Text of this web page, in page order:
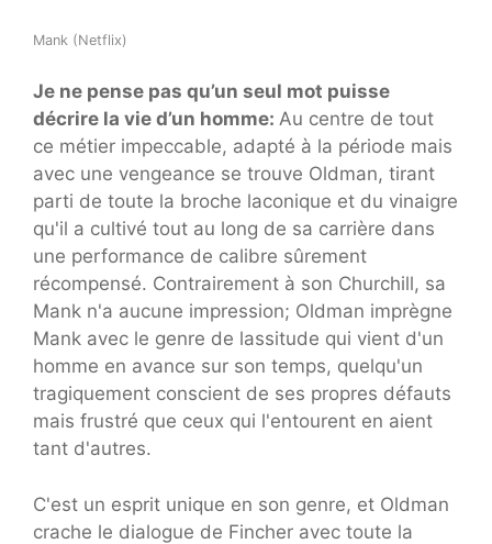
Mank (Netflix)
Je ne pense pas qu’un seul mot puisse
décrire la vie d’un homme: Au centre de tout
ce métier impeccable, adapté à la période mais
avec une vengeance se trouve Oldman, tirant
parti de toute la broche laconique et du vinaigre
qu'il a cultivé tout au long de sa carrière dans
une performance de calibre sûrement
récompensé. Contrairement à son Churchill, sa
Mank n'a aucune impression; Oldman imprègne
Mank avec le genre de lassitude qui vient d'un
homme en avance sur son temps, quelqu'un
tragiquement conscient de ses propres défauts
mais frustré que ceux qui l'entourent en aient
tant d'autres.
C'est un esprit unique en son genre, et Oldman
crache le dialogue de Fincher avec toute la